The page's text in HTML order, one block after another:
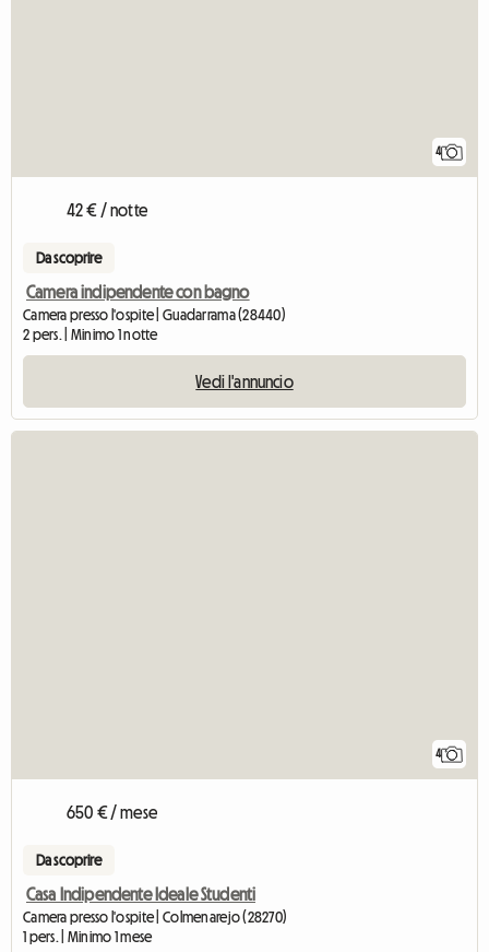
4
42 € / notte
Da scoprire
Camera indipendente con bagno
Camera presso l'ospite | Guadarrama (28440)
2 pers. | Minimo 1 notte
Vedi l'annuncio
4
650 € / mese
Da scoprire
Casa Indipendente Ideale Studenti
Camera presso l'ospite | Colmenarejo (28270)
1 pers. | Minimo 1 mese